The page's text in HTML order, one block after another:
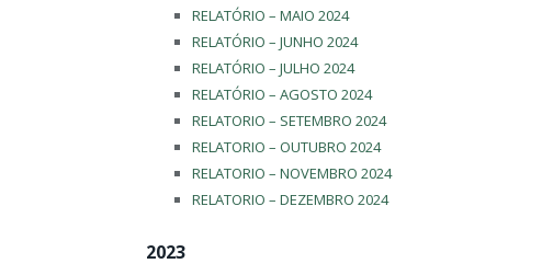
RELATÓRIO – MAIO 2024
RELATÓRIO – JUNHO 2024
RELATÓRIO – JULHO 2024
RELATÓRIO – AGOSTO 2024
RELATORIO – SETEMBRO 2024
RELATORIO – OUTUBRO 2024
RELATORIO – NOVEMBRO 2024
RELATORIO – DEZEMBRO 2024
2023